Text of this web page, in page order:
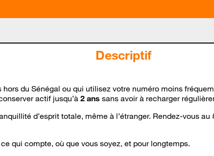
Descriptif
du Sénégal ou qui utilisez votre numéro moins
actif jusqu’à 2 ans sans avoir à recharger
d’esprit totale, même à l’étranger. Rendez-vous
qui compte, où que vous soyez, et pour longtemps.